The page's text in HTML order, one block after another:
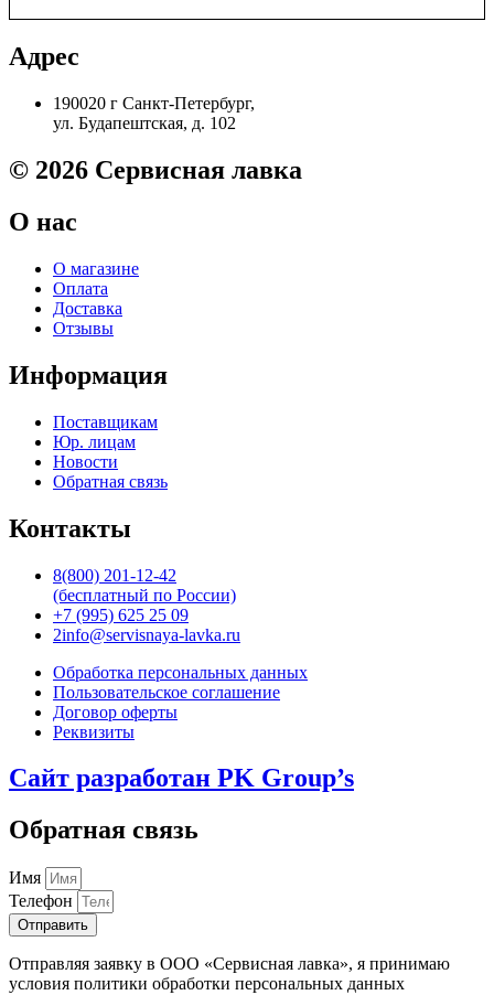
030CN
RM2-
Плата
HP
LaserJet
M501N
Адрес
190020 г Санкт-Петербург,
ул. Будапештская, д. 102
© 2026 Сервисная лавка
О нас
О магазине
Оплата
Доставка
Отзывы
Информация
Поставщикам
Юр. лицам
Новости
Обратная связь
Контакты
8(800) 201-12-42
(бесплатный по России)
+7 (995) 625 25 09
2info@servisnaya-lavka.ru
Обработка персональных данных
Пользовательское соглашение
Договор оферты
Реквизиты
Сайт разработан PK Group’s
Обратная связь
Имя
Телефон
Отправить
Отправляя заявку в ООО «Сервисная лавка», я принимаю
условия политики обработки персональных данных